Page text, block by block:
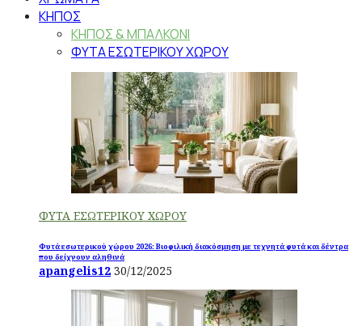
ΚΗΠΟΣ
ΚΗΠΟΣ & ΜΠΑΛΚΟΝΙ
ΦΥΤΑ ΕΣΩΤΕΡΙΚΟΥ ΧΩΡΟΥ
ΦΥΤΑ ΕΣΩΤΕΡΙΚΟΥ ΧΩΡΟΥ
Φυτά εσωτερικού χώρου 2026: Βιοφιλική διακόσμηση με τεχνητά φυτά και δέντρα
που δείχνουν αληθινά
apangelis12 30/12/2025